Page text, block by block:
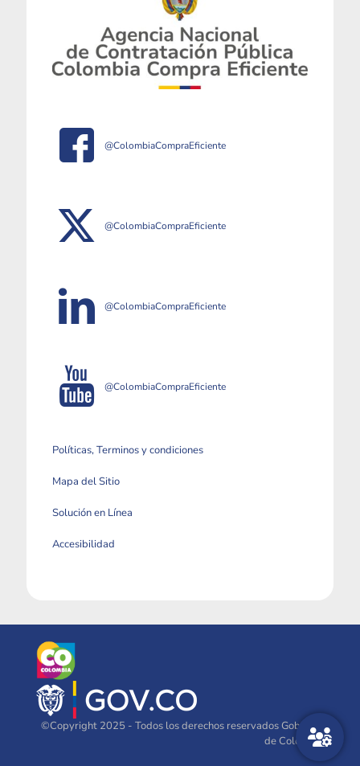
@ColombiaCompraEficiente
@ColombiaCompraEficiente
@ColombiaCompraEficiente
@ColombiaCompraEficiente
Políticas, Terminos y condiciones
Mapa del Sitio
Solución en Línea
Accesibilidad
©Copyright 2025 - Todos los derechos reservados Gobierno
de Colombia